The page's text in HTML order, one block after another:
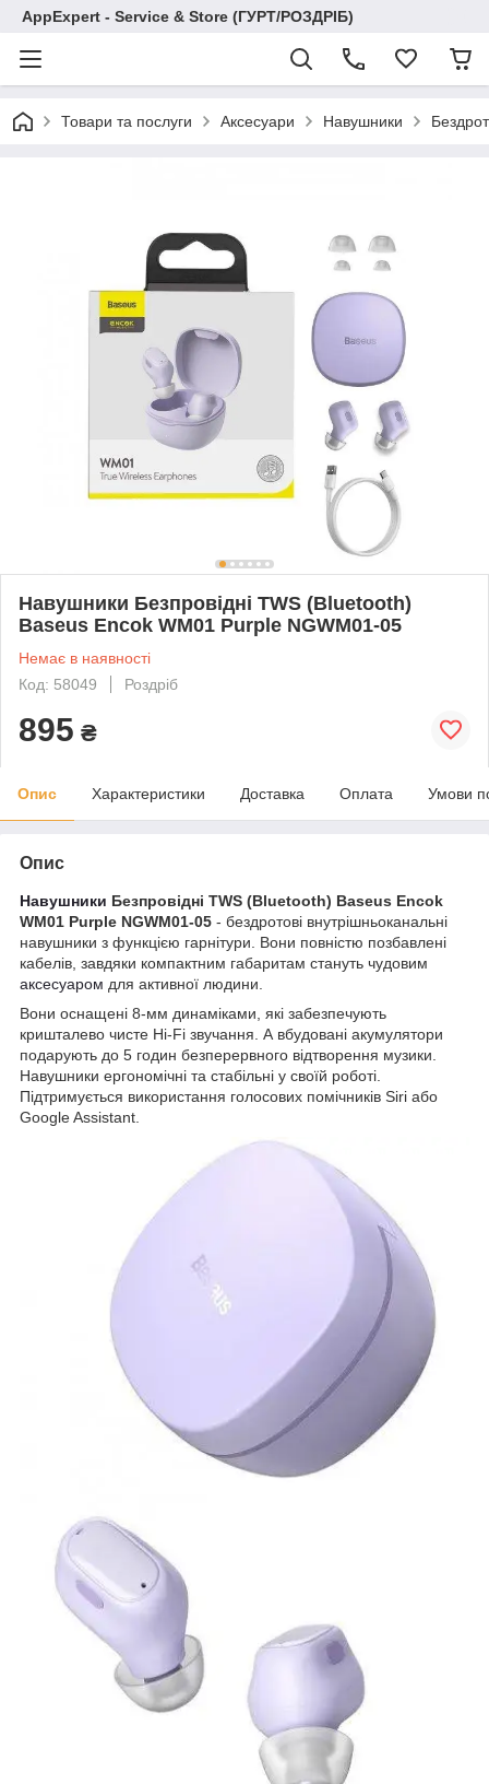
AppExpert - Service & Store (ГУРТ/РОЗДРІБ)
Товари та послуги Аксесуари Навушники
Навушники Безпровідні TWS (Bluetooth)
Baseus Encok WM01 Purple NGWM01-05
Немає в наявності
Код: 58049
Роздріб
895 ₴
Опис Характеристики Доставка Оплата Умови
Опис
Навушники Безпровідні TWS (Bluetooth) Baseus Encok
WM01 Purple NGWM01-05 - бездротові внутрішньоканальні
навушники з функцією гарнітури. Вони повністю позбавлені
кабелів, завдяки компактним габаритам стануть чудовим
аксесуаром для активної людини.
Вони оснащені 8-мм динаміками, які забезпечують
кришталево чисте Hi-Fi звучання. А вбудовані акумулятори
подарують до 5 годин безперервного відтворення музики.
Навушники ергономічні та стабільні у своїй роботі.
Підтримується використання голосових помічників Siri або
Google Assistant.